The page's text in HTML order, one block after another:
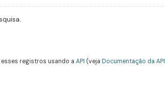
registros usando a API (veja Documentação da API